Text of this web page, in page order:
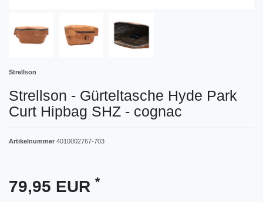
Strellson
Strellson - Gürteltasche Hyde Park
Curt Hipbag SHZ - cognac
Artikelnummer 4010002767-703
79,95 EUR *